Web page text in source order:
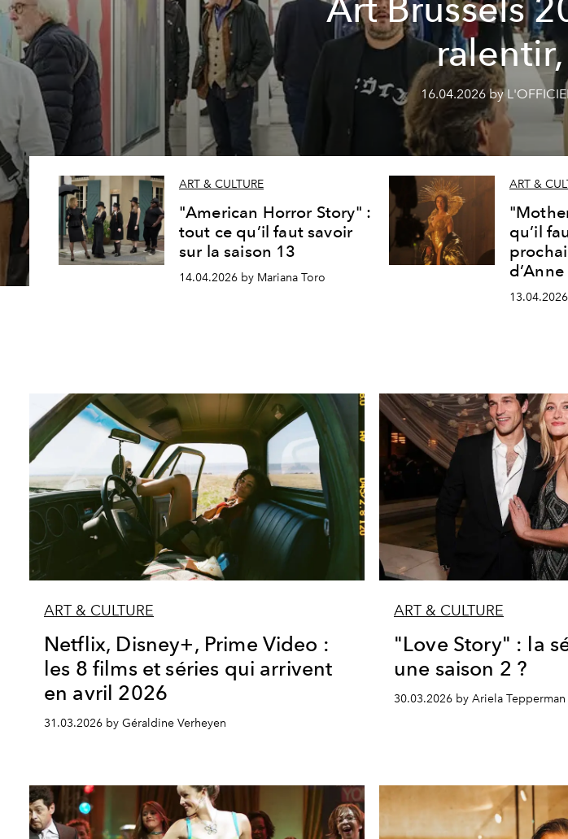
Art Brussels
16.04.2026 by
ART & CULTURE
"American Horror Story" :
tout ce qu’il faut savoir
sur la saison 13
14.04.2026 by Mariana Toro
ART &
qu’il
ART & CULTURE
Netflix, Disney+, Prime Video :
les 8 films et séries qui arrivent
en avril 2026
31.03.2026 by Géraldine Verheyen
ART & CULTURE
"Love Story" : la
une saison 2 ?
30.03.2026 by Ariela Tepperman